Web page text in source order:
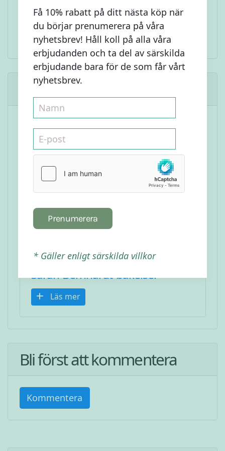
Smält under tiden chokladen i ett vattenbad.
Doppa kakorna i chokladen och placera i
kylskåpet för att svalna.
Liknande Recept
Sarah Bernhardt-bakelser
Läs mer
Bli först att kommentera
Kommentera
Få 10% rabatt på ditt nästa köp när
du börjar prenumerera på våra
nyhetsbrev! Håll koll på alla våra
erbjudanden och ta del av särskilda
erbjudande bara för de som får vårt
nyhetsbrev.
Prenumerera
* Gäller enligt särskilda villkor